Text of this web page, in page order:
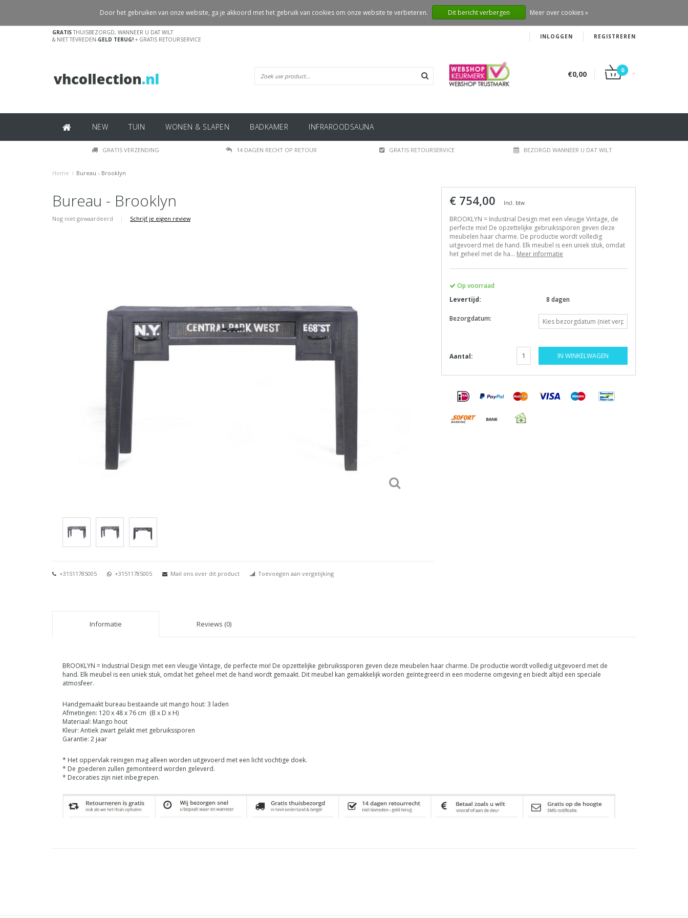
INLOGGEN REGISTREREN
GRATIS THUISBEZORGD, WANNEER U DAT WILT
& NIET TEVREDEN-GELD TERUG! + GRATIS RETOURSERVICE
€0,00 0
NEW TUIN WONEN & SLAPEN BADKAMER INFRAROODSAUNA
GRATIS VERZENDING 14 DAGEN RECHT OP RETOUR GRATIS RETOURSERVICE BEZORGD WANNEER U DAT WILT
Home / Bureau - Brooklyn
Bureau - Brooklyn
Nog niet gewaardeerd | Schrijf je eigen review
+31511785005 +31511785005 Mail ons over dit product Toevoegen aan vergelijking
€ 754,00 Incl. btw
BROOKLYN = Industrial Design met een vleugje Vintage, de
perfecte mix! De opzettelijke gebruikssporen geven deze
meubelen haar charme. De productie wordt volledig
uitgevoerd met de hand. Elk meubel is een uniek stuk, omdat
het geheel met de ha... Meer informatie
Op voorraad
Levertijd:
8 dagen
Bezorgdatum:
Aantal: IN WINKELWAGEN
Informatie Reviews (0)
BROOKLYN = Industrial Design met een vleugje Vintage, de perfecte mix! De opzettelijke gebruikssporen geven deze meubelen haar charme. De productie wordt volledig uitgevoerd met de
hand. Elk meubel is een uniek stuk, omdat het geheel met de hand wordt gemaakt. Dit meubel kan gemakkelijk worden geïntegreerd in een moderne omgeving en biedt altijd een speciale
atmosfeer.
Handgemaakt bureau bestaande uit mango hout: 3 laden
Afmetingen: 120 x 48 x 76 cm (B x D x H)
Materiaal: Mango hout
Kleur: Antiek zwart gelakt met gebruikssporen
Garantie: 2 jaar
* Het oppervlak reinigen mag alleen worden uitgevoerd met een licht vochtige doek.
* De goederen zullen gemonteerd worden geleverd.
* Decoraties zijn niet inbegrepen.
Door het gebruiken van onze website, ga je akkoord met het gebruik van cookies om onze website te verbeteren. Dit bericht verbergen Meer over cookies »